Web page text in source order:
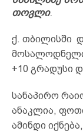
თოვლი.
ქ. თბილისში
+10 გრადუსი
სანაპირო
ანაკლია,
ამინდი